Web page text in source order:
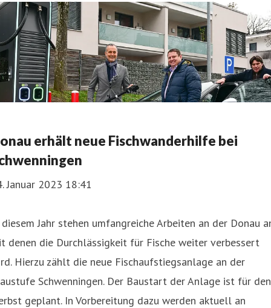
erhält neue Fischwanderhilfe bei
Januar 2023 18:41
Jahr stehen umfangreiche Arbeiten an der Donau
denen die Durchlässigkeit für Fische weiter verbessert
Hierzu zählt die neue Fischaufstiegsanlage an der
Schwenningen. Der Baustart der Anlage ist für den
geplant. In Vorbereitung dazu werden aktuell an